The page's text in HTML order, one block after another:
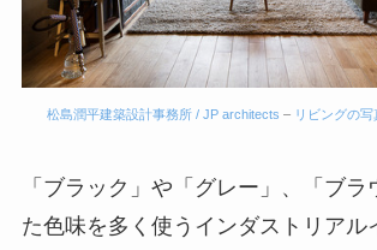
松島潤平建築設計事務所 / JP architects – リビングの
「ブラック」や「グレー」、「ブラ
た色味を多く使うインダストリアル